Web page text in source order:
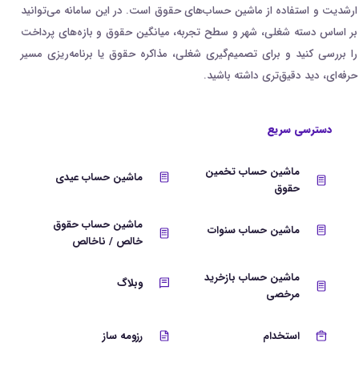
ارشدیت و استفاده از ماشین حساب‌های حقوق است. در این سامانه می‌توانید
بر اساس دسته شغلی، شهر و سطح تجربه، میانگین حقوق و بازه‌های پرداخت
را بررسی کنید و برای تصمیم‌گیری شغلی، مذاکره حقوق یا برنامه‌ریزی مسیر
حرفه‌ای، دید دقیق‌تری داشته باشید.
دسترسی سریع
ماشین حساب تخمین
حقوق
ماشین حساب عیدی
ماشین حساب سنوات
ماشین حساب حقوق
خالص / ناخالص
ماشین حساب بازخرید
مرخصی
وبلاگ
استخدام رزومه ساز